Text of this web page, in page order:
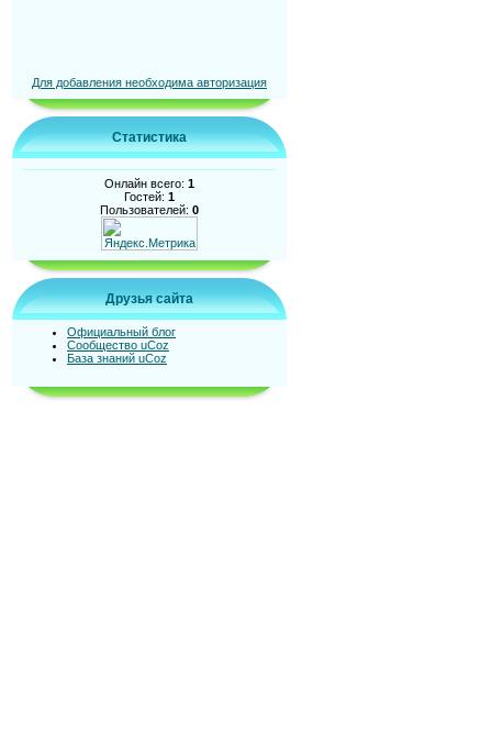
Для добавления необходима авторизация
Статистика
Онлайн всего: 1
Гостей: 1
Пользователей: 0
Друзья сайта
Официальный блог
Сообщество uCoz
База знаний uCoz